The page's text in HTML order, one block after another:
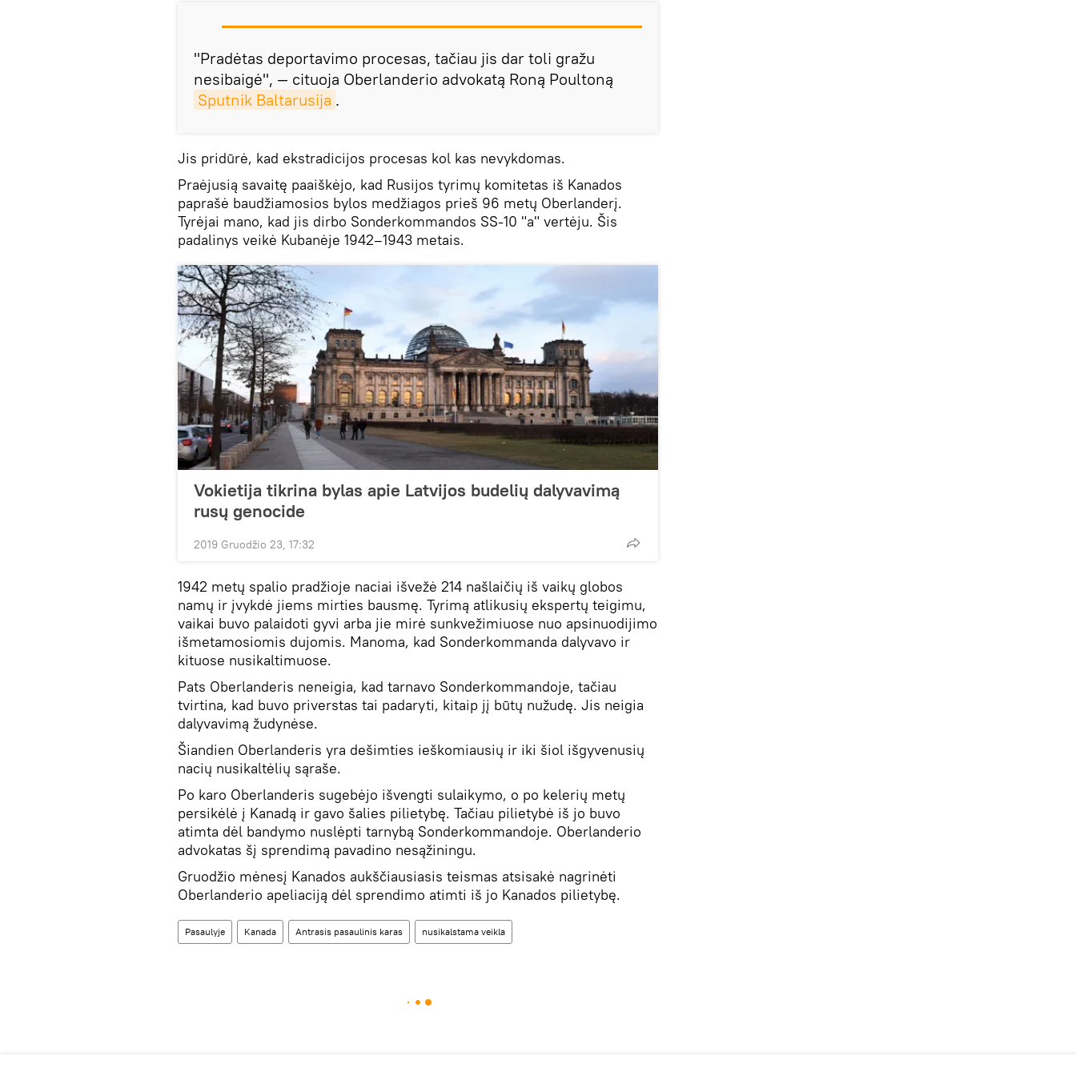
"Pradėtas deportavimo procesas, tačiau jis dar toli gražu
nesibaigė", — cituoja Oberlanderio advokatą Roną Poultoną
Sputnik Baltarusija .
Jis pridūrė, kad ekstradicijos procesas kol kas nevykdomas.
Praėjusią savaitę paaiškėjo, kad Rusijos tyrimų komitetas iš Kanados
paprašė baudžiamosios bylos medžiagos prieš 96 metų Oberlanderį.
Tyrėjai mano, kad jis dirbo Sonderkommandos SS-10 "a" vertėju. Šis
padalinys veikė Kubanėje 1942–1943 metais.
Vokietija tikrina bylas apie Latvijos budelių dalyvavimą
rusų genocide
2019 Gruodžio 23, 17:32
1942 metų spalio pradžioje naciai išvežė 214 našlaičių iš vaikų globos
namų ir įvykdė jiems mirties bausmę. Tyrimą atlikusių ekspertų teigimu,
vaikai buvo palaidoti gyvi arba jie mirė sunkvežimiuose nuo apsinuodijimo
išmetamosiomis dujomis. Manoma, kad Sonderkommanda dalyvavo ir
kituose nusikaltimuose.
Pats Oberlanderis neneigia, kad tarnavo Sonderkommandoje, tačiau
tvirtina, kad buvo priverstas tai padaryti, kitaip jį būtų nužudę. Jis neigia
dalyvavimą žudynėse.
Šiandien Oberlanderis yra dešimties ieškomiausių ir iki šiol išgyvenusių
nacių nusikaltėlių sąraše.
Po karo Oberlanderis sugebėjo išvengti sulaikymo, o po kelerių metų
persikėlė į Kanadą ir gavo šalies pilietybę. Tačiau pilietybė iš jo buvo
atimta dėl bandymo nuslėpti tarnybą Sonderkommandoje. Oberlanderio
advokatas šį sprendimą pavadino nesąžiningu.
Gruodžio mėnesį Kanados aukščiausiasis teismas atsisakė nagrinėti
Oberlanderio apeliaciją dėl sprendimo atimti iš jo Kanados pilietybę.
Pasaulyje Kanada Antrasis pasaulinis karas nusikalstama veikla